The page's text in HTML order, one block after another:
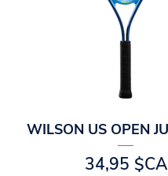
WILSON US OPEN
Prix
34,95 $CA